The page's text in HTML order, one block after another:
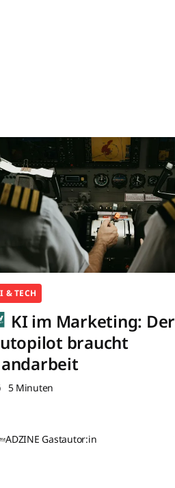
& TECH
KI im Marketing: Der
braucht
5 Minuten
ADZINE Gastautor:in